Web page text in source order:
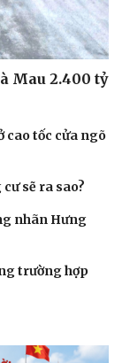
khuya
Mau 2.400 tỷ
cao tốc cửa ngõ
sẽ ra sao?
nhãn Hưng
trường hợp